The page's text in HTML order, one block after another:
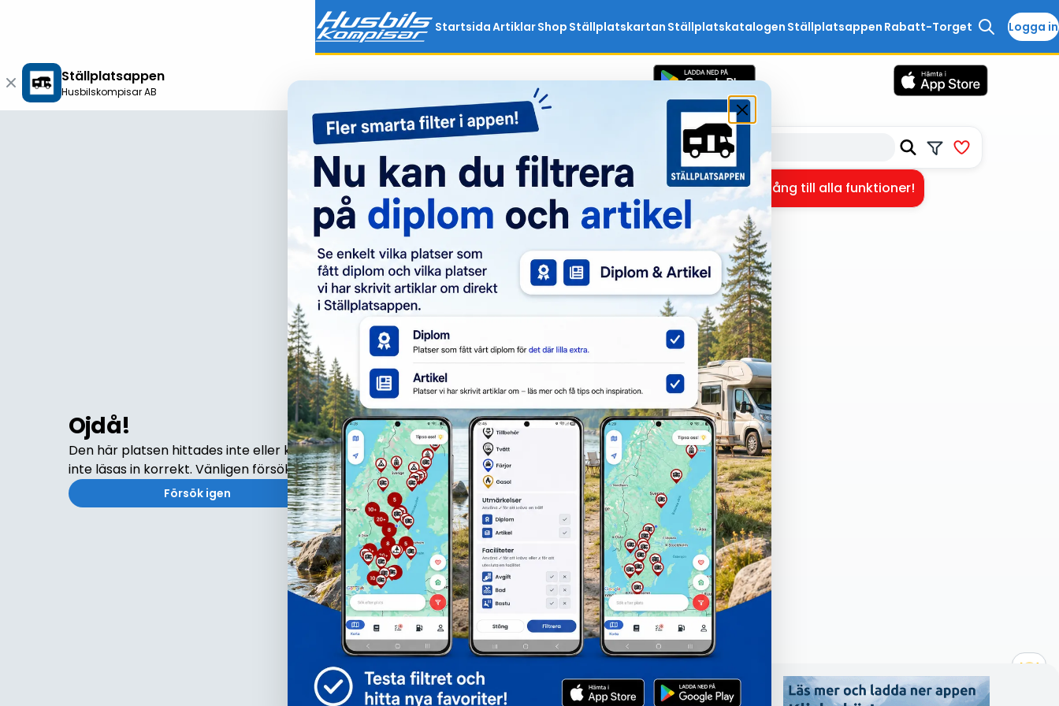
StartsidaArtiklarShop Ställplatskartan Ställplatskatalogen Ställplatsappen Rabatt-Torget Logga in
Ställplatsappen
Husbilskompisar AB
Ojdå!
Den här platsen hittades inte eller kunde
inte läsas in korrekt. Vänligen försök igen
Försök igen
Ej inloggad Logga in för att få full tillgång till alla funktioner!